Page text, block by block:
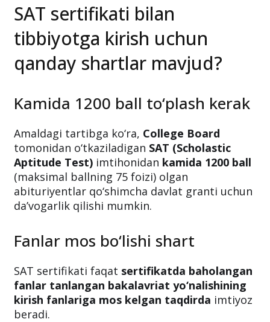
SAT sertifikati bilan
tibbiyotga kirish uchun
qanday shartlar mavjud?
Kamida 1200 ball to‘plash kerak
Amaldagi tartibga ko‘ra, College Board
tomonidan o‘tkaziladigan SAT (Scholastic
Aptitude Test) imtihonidan kamida 1200 ball
(maksimal ballning 75 foizi) olgan
abituriyentlar qo‘shimcha davlat granti uchun
da’vogarlik qilishi mumkin.
Fanlar mos bo‘lishi shart
SAT sertifikati faqat sertifikatda baholangan
fanlar tanlangan bakalavriat yo‘nalishining
kirish fanlariga mos kelgan taqdirda imtiyoz
beradi.